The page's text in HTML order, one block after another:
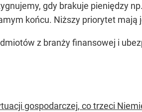
gdy brakuje pieniędzy
końcu. Niższy priorytet mają
z branży finansowej i
gospodarczej, co trzeci